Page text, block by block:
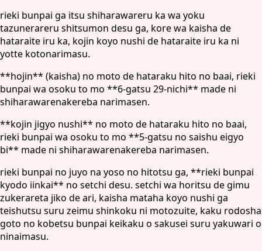
rieki bunpai ga itsu shiharawareru ka wa yoku
tazunerareru shitsumon desu ga, kore wa kaisha de
hataraite iru ka, kojin koyo nushi de hataraite iru ka ni
yotte kotonarimasu.
**hojin** (kaisha) no moto de hataraku hito no baai, rieki
bunpai wa osoku to mo **6-gatsu 29-nichi** made ni
shiharawarenakereba narimasen.
**kojin jigyo nushi** no moto de hataraku hito no baai,
rieki bunpai wa osoku to mo **5-gatsu no saishu eigyo
bi** made ni shiharawarenakereba narimasen.
rieki bunpai no juyo na yoso no hitotsu ga, **rieki bunpai
kyodo iinkai** no setchi desu. setchi wa horitsu de gimu
zukerareta jiko de ari, kaisha mataha koyo nushi ga
teishutsu suru zeimu shinkoku ni motozuite, kaku rodosha
goto no kobetsu bunpai keikaku o sakusei suru yakuwari o
ninaimasu.